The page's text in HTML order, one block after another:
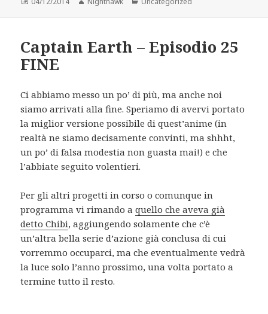
Captain Earth – Episodio 25
FINE
Ci abbiamo messo un po’ di più, ma anche noi
siamo arrivati alla fine. Speriamo di avervi portato
la miglior versione possibile di quest’anime (in
realtà ne siamo decisamente convinti, ma shhht,
un po’ di falsa modestia non guasta mai!) e che
l’abbiate seguito volentieri.
Per gli altri progetti in corso o comunque in
programma vi rimando aquello che aveva già
detto Chibi, aggiungendo solamente che c’è
un’altra bella serie d’azione già conclusa di cui
vorremmo occuparci, ma che eventualmente vedrà
la luce solo l’anno prossimo, una volta portato a
termine tutto il resto.